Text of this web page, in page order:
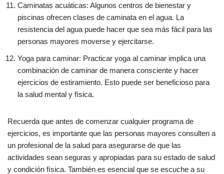
Caminatas acuáticas: Algunos centros de bienestar y
piscinas ofrecen clases de caminata en el agua. La
resistencia del agua puede hacer que sea más fácil para las
personas mayores moverse y ejercitarse.
Yoga para caminar: Practicar yoga al caminar implica una
combinación de caminar de manera consciente y hacer
ejercicios de estiramiento. Esto puede ser beneficioso para
la salud mental y física.
Recuerda que antes de comenzar cualquier programa de
ejercicios, es importante que las personas mayores consulten a
un profesional de la salud para asegurarse de que las
actividades sean seguras y apropiadas para su estado de salud
y condición física. También es esencial que se escuche a su